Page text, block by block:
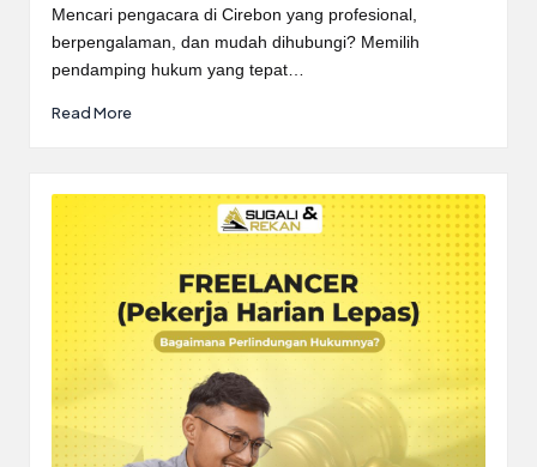
by
Mencari pengacara di Cirebon yang profesional,
berpengalaman, dan mudah dihubungi? Memilih
pendamping hukum yang tepat…
Read More